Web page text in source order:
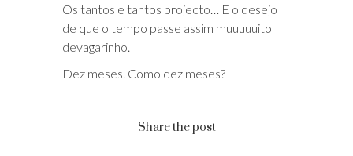
Os tantos e tantos projecto… E o desejo
de que o tempo passe assim muuuuuito
devagarinho.
Dez meses. Como dez meses?
Share the post